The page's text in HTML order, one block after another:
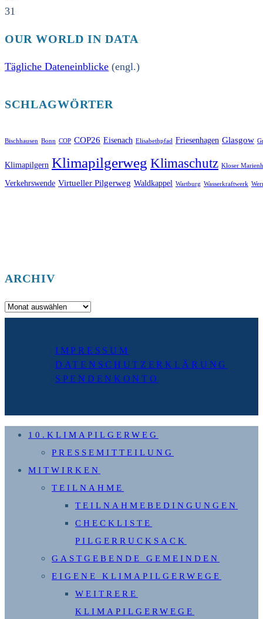
31
OUR WORLD IN DATA
Tägliche Dateneinblicke (engl.)
SCHLAGWÖRTER
Bischhausen Bonn COP COP26 Eisenach Elisabethpfad Friesenhagen Glasgow
Klimapilgern Klimapilgerweg Klimaschutz Kloser
Verkehrswende Virtueller Pilgerweg Waldkappel Wartburg Wasserkraftwerk
ARCHIV
Archiv
IMPRESSUM
DATENSCHUTZERKLÄRUNG
SPENDENKONTO
10.KLIMAPILGERWEG
PRESSEMITTEILUNG
MITWIRKEN
TEILNAHME
TEILNAHMEBEDINGUNGEN
CHECKLISTE
PILGERRUCKSACK
GASTGEBENDE GEMEINDEN
EIGENE KLIMAPILGERWEGE
WEITRERE
KLIMAPILGERWEGE